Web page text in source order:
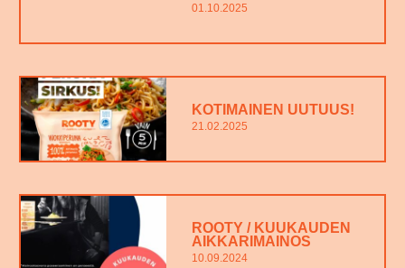
01.10.2025
KOTIMAINEN UUTUUS!
21.02.2025
ROOTY / KUUKAUDEN
AIKKARIMAINOS
10.09.2024